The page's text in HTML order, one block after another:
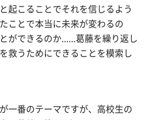
起こることでそれを信じるよう
ことで本当に未来が変わるの
ができるのか......葛藤を繰り返し
救うためにできることを模索し
一番のテーマですが、高校生の